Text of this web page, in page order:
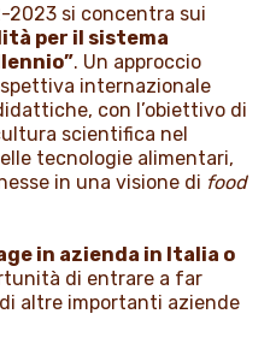
2023 si concentra sui
per il sistema
. Un approccio
internazionale
con l’obiettivo di
scientifica nel
tecnologie alimentari,
in una visione di food
in azienda in Italia o
di entrare a far
altre importanti aziende